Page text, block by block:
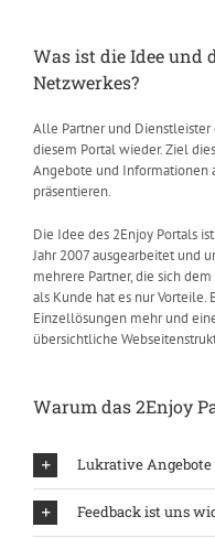
Was ist die Idee und
Netzwerkes?
Alle Partner und Dienstleister
diesem Portal wieder. Ziel
Angebote und Informationen
präsentieren.
Die Idee des 2Enjoy Portals
Jahr 2007 ausgearbeitet und
mehrere Partner, die sich
als Kunde hat es nur Vorteile.
Einzellösungen mehr und
übersichtliche
Warum das 2Enjoy
Lukrative Angebote
Feedback ist uns